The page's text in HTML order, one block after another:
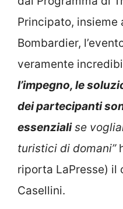
Principato, insieme
Bombardier,
veramente
l’impegno, le
dei partecipanti
essenzialise
turistici di domani”
riporta LaPresse) il
Casellini.